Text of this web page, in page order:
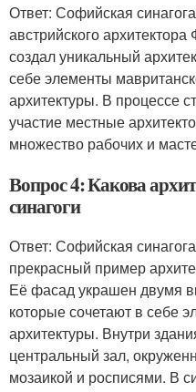
Ответ: Софийская
австрийского
создал уникальный
себе элементы
архитектуры. В процессе
участие местные
множество рабочих и
Вопрос 4: Какова
синагоги
Ответ: Софийская
прекрасный пример
Её фасад украшен двумя
которые сочетают в себе
архитектуры. Внутри
центральный зал,
мозаикой и росписями. В